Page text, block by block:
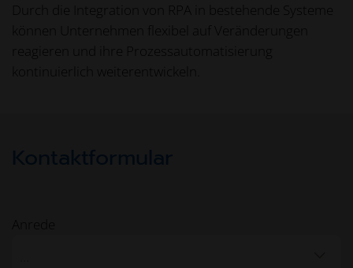
Durch die Integration von RPA in bestehende Systeme
können Unternehmen flexibel auf Veränderungen
reagieren und ihre Prozessautomatisierung
kontinuierlich weiterentwickeln.